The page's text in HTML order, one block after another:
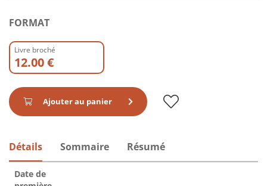
FORMAT
Livre broché
12.00 €
Ajouter au panier
Détails Sommaire Résumé
Date de